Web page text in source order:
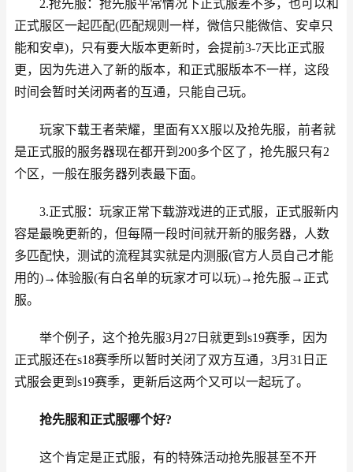
2.抢先服：抢先服平常情况下正式服差不多，也可以和
正式服区一起匹配(匹配规则一样，微信只能微信、安卓只
能和安卓)，只有要大版本更新时，会提前3-7天比正式服
更，因为先进入了新的版本，和正式服版本不一样，这段
时间会暂时关闭两者的互通，只能自己玩。
玩家下载王者荣耀，里面有XX服以及抢先服，前者就
是正式服的服务器现在都开到200多个区了，抢先服只有2
个区，一般在服务器列表最下面。
3.正式服：玩家正常下载游戏进的正式服，正式服新内
容是最晚更新的，但每隔一段时间就开新的服务器，人数
多匹配快，测试的流程其实就是内测服(官方人员自己才能
用的)→体验服(有白名单的玩家才可以玩)→抢先服→正式
服。
举个例子，这个抢先服3月27日就更到s19赛季，因为
正式服还在s18赛季所以暂时关闭了双方互通，3月31日正
式服会更到s19赛季，更新后这两个又可以一起玩了。
抢先服和正式服哪个好?
这个肯定是正式服，有的特殊活动抢先服甚至不开